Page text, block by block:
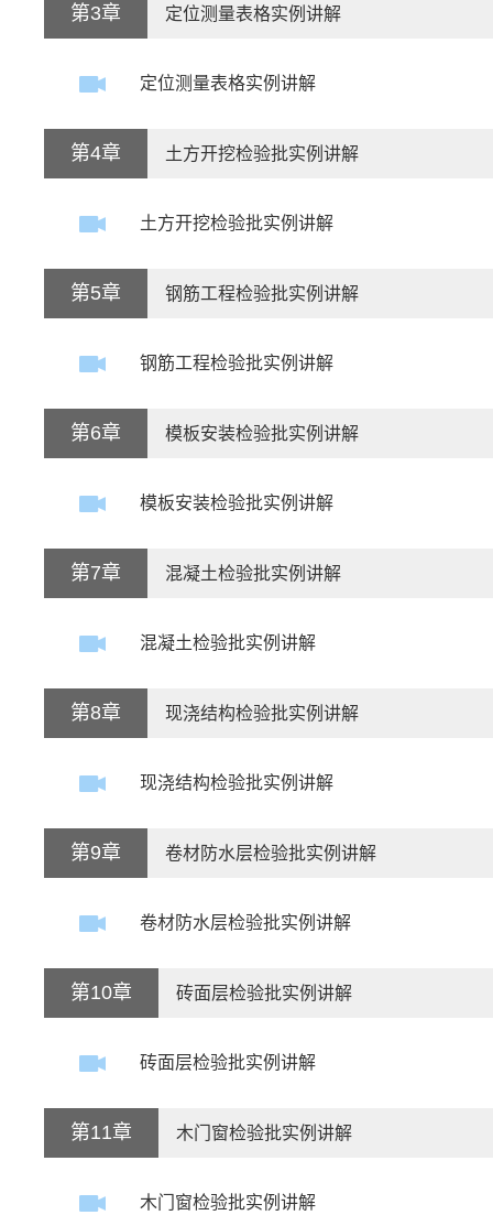
第3章 定位测量表格实例讲解
定位测量表格实例讲解
第4章 土方开挖检验批实例讲解
土方开挖检验批实例讲解
第5章 钢筋工程检验批实例讲解
钢筋工程检验批实例讲解
第6章 模板安装检验批实例讲解
模板安装检验批实例讲解
第7章 混凝土检验批实例讲解
混凝土检验批实例讲解
第8章 现浇结构检验批实例讲解
现浇结构检验批实例讲解
第9章 卷材防水层检验批实例讲解
卷材防水层检验批实例讲解
第10章 砖面层检验批实例讲解
砖面层检验批实例讲解
第11章 木门窗检验批实例讲解
木门窗检验批实例讲解